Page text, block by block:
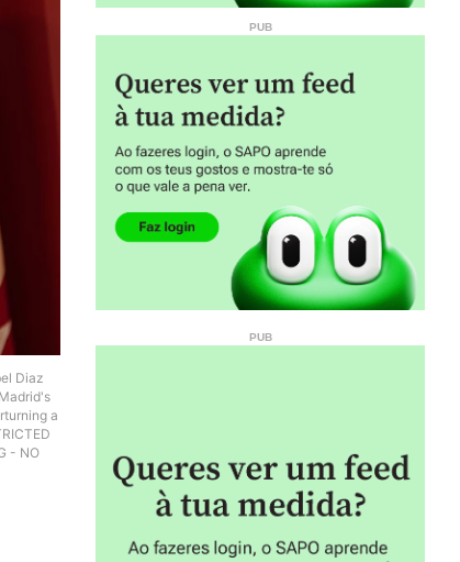
Diaz
a
- NO